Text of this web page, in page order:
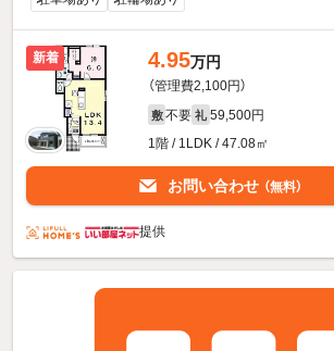
新着 4.95万円
（管理費2,100円）
敷 不要 礼 59,500円
1階 / 1LDK / 47.08㎡
お問い合わせ （無料）
提供